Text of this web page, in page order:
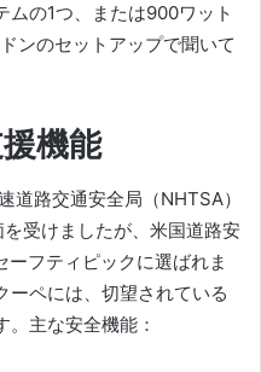
ムの1つ、または900ワット
ンのセットアップで聞いて
機能
道路交通安全局（NHTSA）
受けましたが、米国道路安
フティピックに選ばれま
ーペには、切望されている
主な安全機能：